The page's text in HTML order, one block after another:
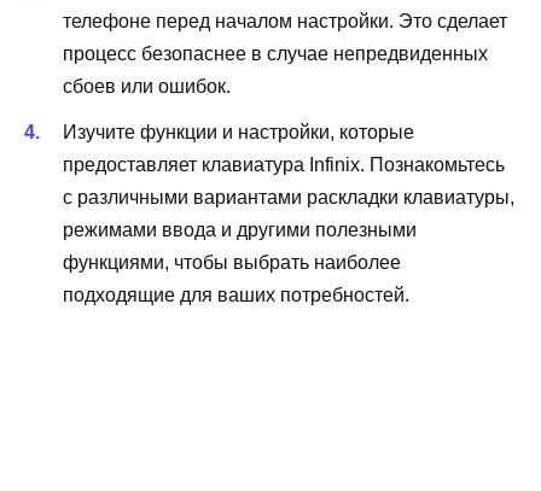
телефоне перед началом настройки. Это сделает
процесс безопаснее в случае непредвиденных
сбоев или ошибок.
Изучите функции и настройки, которые
предоставляет клавиатура Infinix. Познакомьтесь
с различными вариантами раскладки клавиатуры,
режимами ввода и другими полезными
функциями, чтобы выбрать наиболее
подходящие для ваших потребностей.